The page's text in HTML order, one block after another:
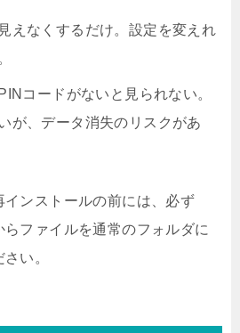
えなくするだけ。設定を変えれ
PINコードがないと見られない。
が、データ消失のリスクがあ
ンストールの前には、必ず
らファイルを通常のフォルダに
い。